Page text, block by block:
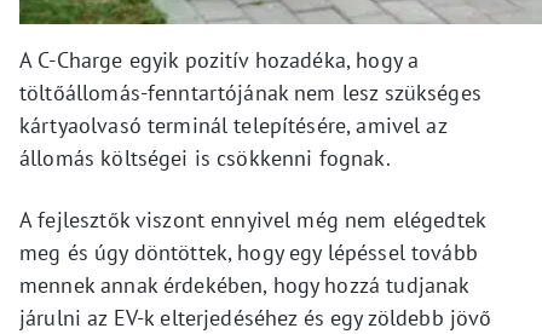
A C-Charge egyik pozitív hozadéka, hogy a
töltőállomás-fenntartójának nem lesz szükséges
kártyaolvasó terminál telepítésére, amivel az
állomás költségei is csökkenni fognak.
A fejlesztők viszont ennyivel még nem elégedtek
meg és úgy döntöttek, hogy egy lépéssel tovább
mennek annak érdekében, hogy hozzá tudjanak
járulni az EV-k elterjedéséhez és egy zöldebb jövő